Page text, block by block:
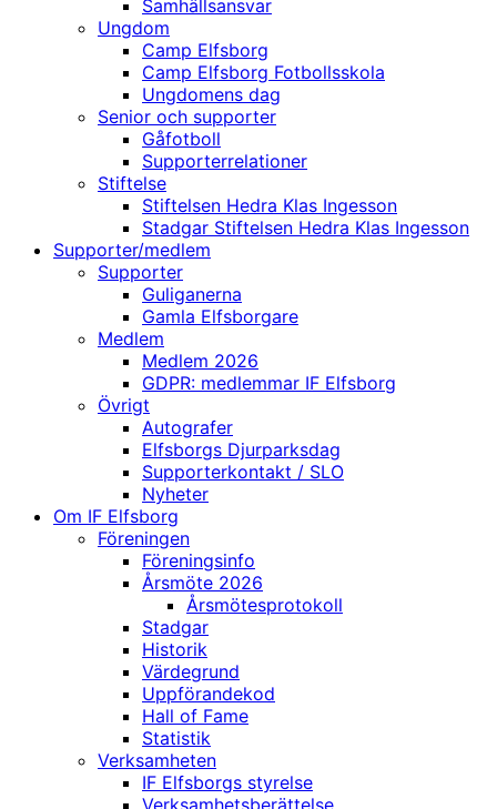
Samhällsansvar
Ungdom
Camp Elfsborg
Camp Elfsborg Fotbollsskola
Ungdomens dag
Senior och supporter
Gåfotboll
Supporterrelationer
Stiftelse
Stiftelsen Hedra Klas Ingesson
Stadgar Stiftelsen Hedra Klas Ingesson
Supporter/medlem
Supporter
Guliganerna
Gamla Elfsborgare
Medlem
Medlem 2026
GDPR: medlemmar IF Elfsborg
Övrigt
Autografer
Elfsborgs Djurparksdag
Supporterkontakt / SLO
Nyheter
Om IF Elfsborg
Föreningen
Föreningsinfo
Årsmöte 2026
Årsmötesprotokoll
Stadgar
Historik
Värdegrund
Uppförandekod
Hall of Fame
Statistik
Verksamheten
IF Elfsborgs styrelse